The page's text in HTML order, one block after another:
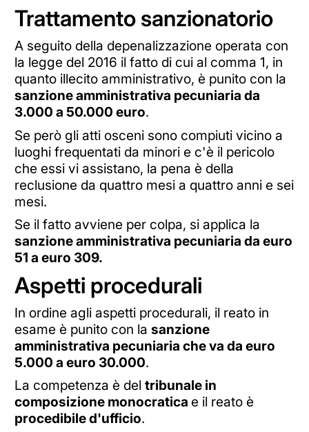
Trattamento sanzionatorio
A seguito della depenalizzazione operata con
la legge del 2016 il fatto di cui al comma 1, in
quanto illecito amministrativo, è punito con la
sanzione amministrativa pecuniaria da
3.000 a 50.000 euro.
Se però gli atti osceni sono compiuti vicino a
luoghi frequentati da minori e c'è il pericolo
che essi vi assistano, la pena è della
reclusione da quattro mesi a quattro anni e sei
mesi.
Se il fatto avviene per colpa, si applica la
sanzione amministrativa pecuniaria da euro
51 a euro 309.
Aspetti procedurali
In ordine agli aspetti procedurali, il reato in
esame è punito con la sanzione
amministrativa pecuniaria che va da euro
5.000 a euro 30.000.
La competenza è del tribunale in
composizione monocratica e il reato è
procedibile d'ufficio.